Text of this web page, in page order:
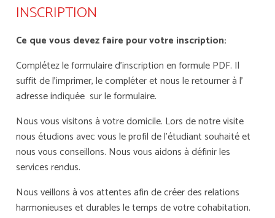
INSCRIPTION
Ce que vous devez faire pour votre inscription:
Complétez le formulaire d’inscription en formule PDF. Il
suffit de l’imprimer, le compléter et nous le retourner à l’
adresse indiquée sur le formulaire.
Nous vous visitons à votre domicile. Lors de notre visite
nous étudions avec vous le profil de l’étudiant souhaité et
nous vous conseillons. Nous vous aidons à définir les
services rendus.
Nous veillons à vos attentes afin de créer des relations
harmonieuses et durables le temps de votre cohabitation.